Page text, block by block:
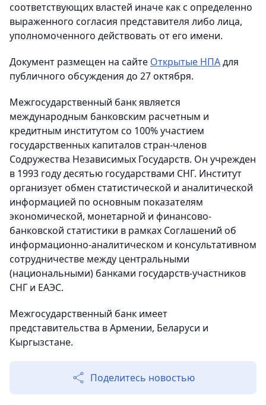
соответствующих властей иначе как с определенно
выраженного согласия представителя либо лица,
уполномоченного действовать от его имени.
Документ размещен на сайте Открытые НПАдля
публичного обсуждения до 27 октября.
Межгосударственный банк является
международным банковским расчетным и
кредитным институтом со 100% участием
государственных капиталов стран-членов
Содружества Независимых Государств. Он учрежден
в 1993 году десятью государствами СНГ. Институт
организует обмен статистической и аналитической
информацией по основным показателям
экономической, монетарной и финансово-
банковской статистики в рамках Соглашений об
информационно-аналитическом и консультативном
сотрудничестве между центральными
(национальными) банками государств-участников
СНГ и ЕАЭС.
Межгосударственный банк имеет
представительства в Армении, Беларуси и
Кыргызстане.
Поделитесь новостью